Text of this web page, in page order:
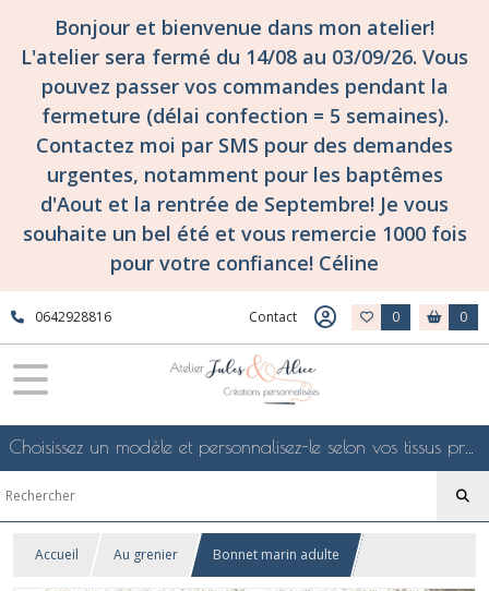
Bonjour et bienvenue dans mon atelier!
L'atelier sera fermé du 14/08 au 03/09/26. Vous
pouvez passer vos commandes pendant la
fermeture (délai confection = 5 semaines).
Contactez moi par SMS pour des demandes
urgentes, notamment pour les baptêmes
d'Aout et la rentrée de Septembre! Je vous
souhaite un bel été et vous remercie 1000 fois
pour votre confiance! Céline
0642928816 Contact 0 0
Choisissez un modèle et personnalisez-le selon vos tissus préférés de mes collections en ligne, je le confectionnerai selon vos souhaits
Accueil Au grenier Bonnet marin adulte